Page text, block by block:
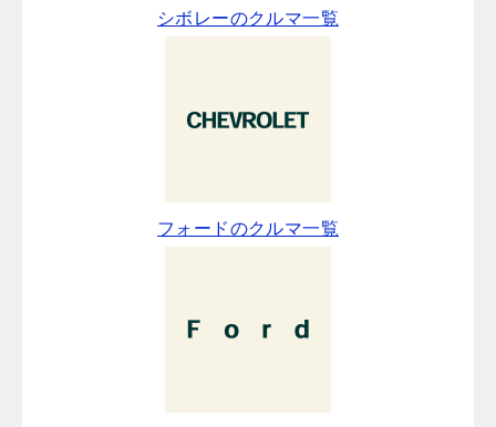
シボレーのクルマ一覧
フォードのクルマ一覧